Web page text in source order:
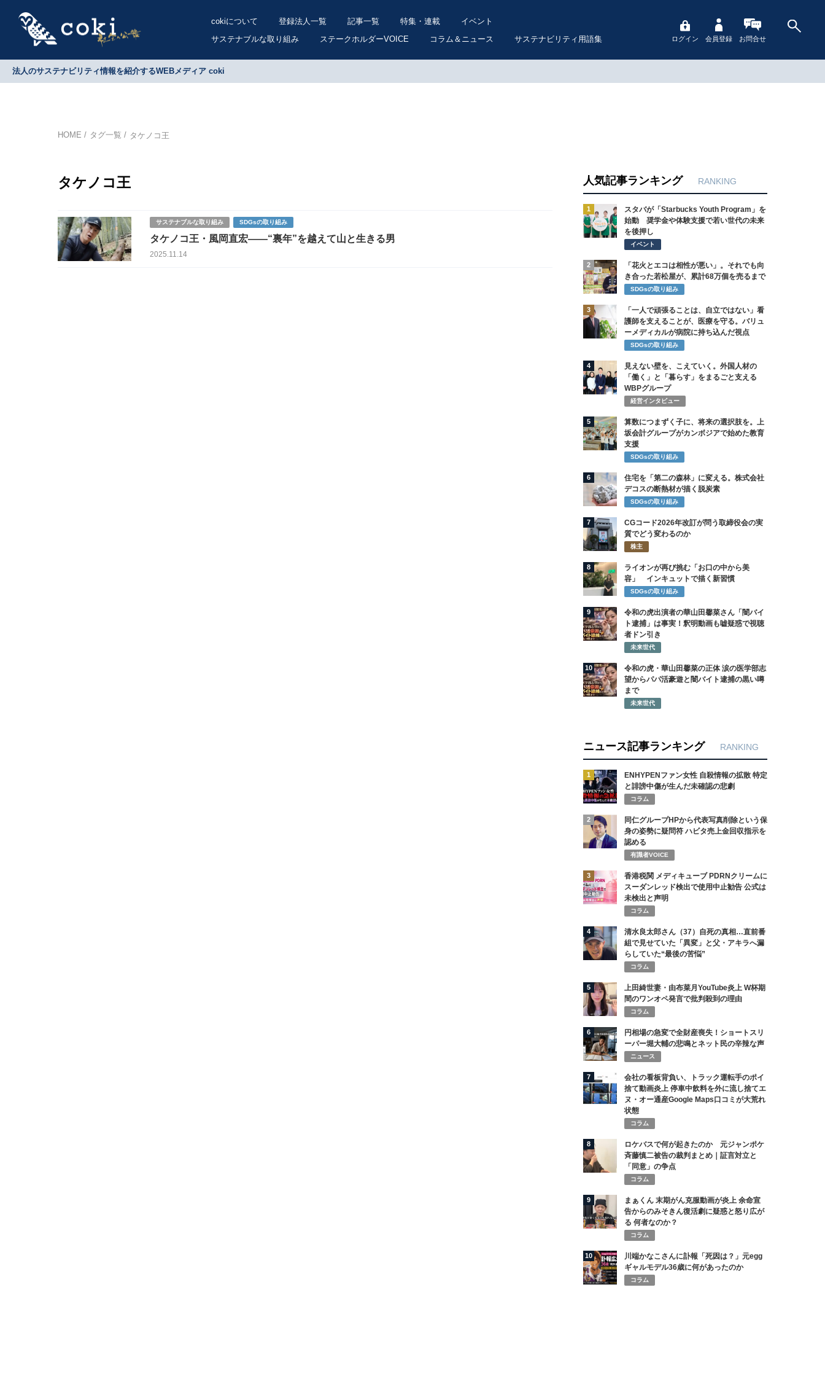
cokiについて 登録法人一覧 記事一覧 特集・連載
イベント
サステナブルな取り組み
ステークホルダーVOICE コラム＆ニュース サステナビリティ用語集 ログイン 会員登録 お問合せ
法人のサステナビリティ情報を紹介するWEBメディア coki
HOME タグ一覧 タケノコ王
タケノコ王
サステナブルな取り組み SDGsの取り組み
タケノコ王・風岡直宏――“裏年”を越えて山と生きる男
2025.11.14
人気記事ランキング RANKING
1
スタバが「Starbucks Youth Program」を
始動 奨学金や体験支援で若い世代の未来
を後押し
イベント
2
「花火とエコは相性が悪い」。それでも向
き合った若松屋が、累計68万個を売るまで
SDGsの取り組み
3
「一人で頑張ることは、自立ではない」看
護師を支えることが、医療を守る。バリュ
ーメディカルが病院に持ち込んだ視点
SDGsの取り組み
4
見えない壁を、こえていく。外国人材の
「働く」と「暮らす」をまるごと支える
WBPグループ
経営インタビュー
5
算数につまずく子に、将来の選択肢を。上
坂会計グループがカンボジアで始めた教育
支援
SDGsの取り組み
6
住宅を「第二の森林」に変える。株式会社
デコスの断熱材が描く脱炭素
SDGsの取り組み
7
CGコード2026年改訂が問う取締役会の実
質でどう変わるのか
株主
8
ライオンが再び挑む「お口の中から美
容」 インキュットで描く新習慣
SDGsの取り組み
9
令和の虎出演者の華山田馨菜さん「闇バイ
ト逮捕」は事実！釈明動画も嘘疑惑で視聴
者ドン引き
未来世代
10
令和の虎・華山田馨菜の正体 涙の医学部志
望からパパ活豪遊と闇バイト逮捕の黒い噂
まで
未来世代
ニュース記事ランキング RANKING
1
ENHYPENファン女性 自殺情報の拡散 特定
と誹謗中傷が生んだ未確認の悲劇
コラム
2
同仁グループHPから代表写真削除という保
身の姿勢に疑問符 ハビタ売上金回収指示を
認める
有識者VOICE
3
香港税関 メディキューブ PDRNクリームに
スーダンレッド検出で使用中止勧告 公式は
未検出と声明
コラム
4
清水良太郎さん（37）自死の真相…直前番
組で見せていた「異変」と父・アキラへ漏
らしていた“最後の苦悩”
コラム
5
上田綺世妻・由布菜月YouTube炎上 W杯期
間のワンオペ発言で批判殺到の理由
コラム
6
円相場の急変で全財産喪失！ショートスリ
ーパー堀大輔の悲鳴とネット民の辛辣な声
ニュース
7
会社の看板背負い、トラック運転手のポイ
捨て動画炎上 停車中飲料を外に流し捨てエ
ヌ・オー通産Google Maps口コミが大荒れ
状態
コラム
8
ロケバスで何が起きたのか 元ジャンポケ
斉藤慎二被告の裁判まとめ｜証言対立と
「同意」の争点
コラム
9
まぁくん 末期がん克服動画が炎上 余命宣
告からのみそきん復活劇に疑惑と怒り広が
る 何者なのか？
コラム
10
川端かなこさんに訃報「死因は？」元egg
ギャルモデル36歳に何があったのか
コラム